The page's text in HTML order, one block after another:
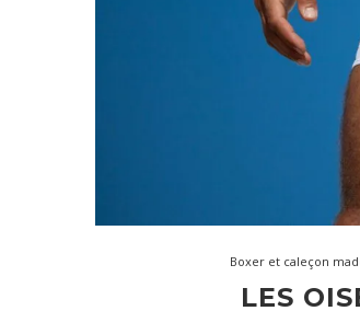
Boxer et caleçon
LES